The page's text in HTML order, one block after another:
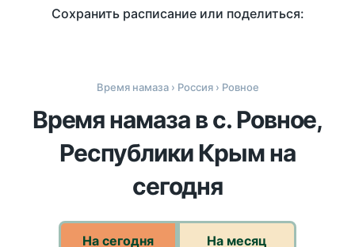
Сохранить расписание или поделиться:
Время намаза› Россия› Ровное
Время намаза в с. Ровное,
Республики Крым на
сегодня
На сегодня На месяц